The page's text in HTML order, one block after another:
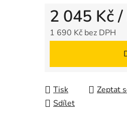
2 045 Kč/
1 690 Kč bez DPH
Tisk Zeptat
Sdílet